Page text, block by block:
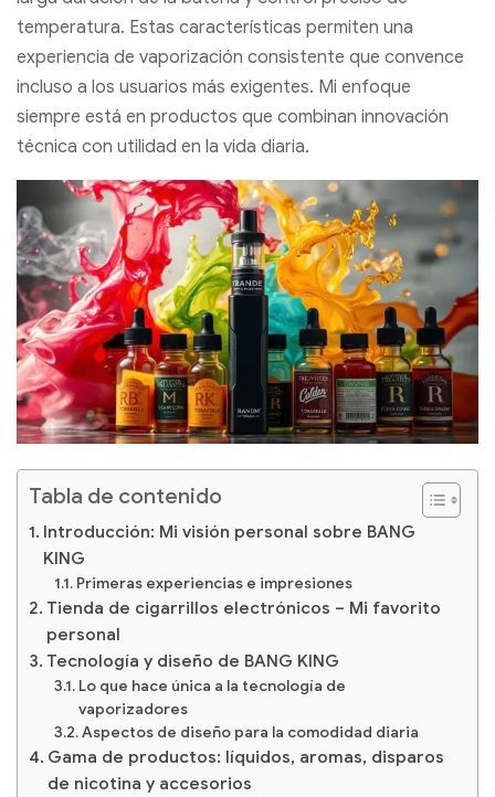
temperatura. Estas características permiten una
experiencia de vaporización consistente que convence
incluso a los usuarios más exigentes. Mi enfoque
siempre está en productos que combinan innovación
técnica con utilidad en la vida diaria.
Tabla de contenido
Introducción: Mi visión personal sobre BANG
KING
Primeras experiencias e impresiones
Tienda de cigarrillos electrónicos – Mi favorito
personal
Tecnología y diseño de BANG KING
Lo que hace única a la tecnología de
vaporizadores
Aspectos de diseño para la comodidad diaria
Gama de productos: líquidos, aromas, disparos
de nicotina y accesorios